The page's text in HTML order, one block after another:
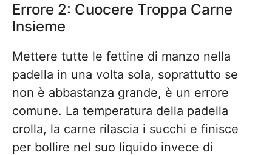
Errore 2: Cuocere Troppa Carne
Insieme
Mettere tutte le fettine di manzo nella
padella in una volta sola, soprattutto se
non è abbastanza grande, è un errore
comune. La temperatura della padella
crolla, la carne rilascia i succhi e finisce
per bollire nel suo liquido invece di